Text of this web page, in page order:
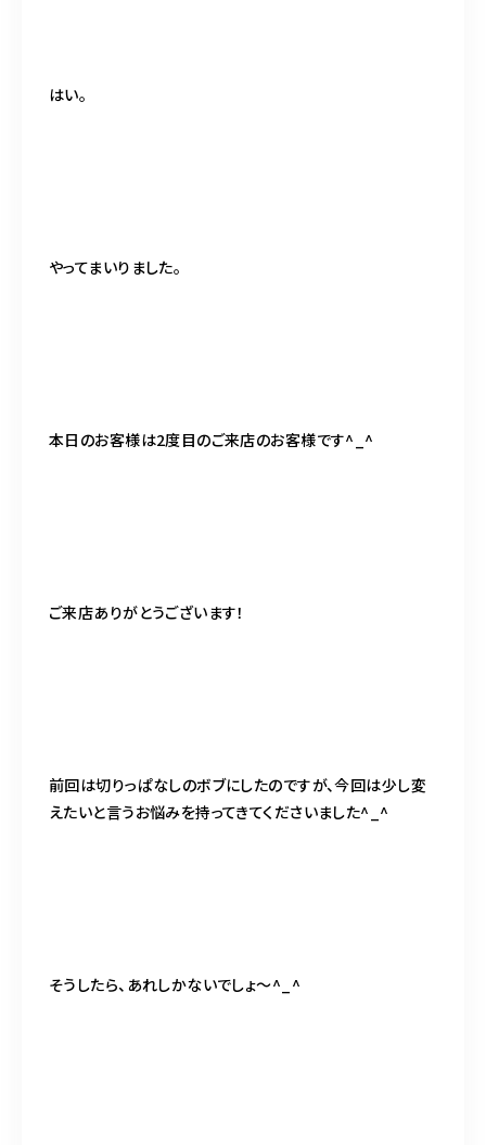
はい。
やってまいりました。
本日のお客様は2度目のご来店のお客様です^_^
ご来店ありがとうございます！
前回は切りっぱなしのボブにしたのですが、今回は少し変
えたいと言うお悩みを持ってきてくださいました^_^
そうしたら、あれしかないでしょ〜^_^